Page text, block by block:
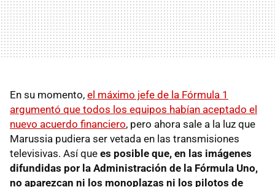
En su momento, el máximo jefe de la Fórmula 1
argumentó que todos los equipos habían aceptado el
nuevo acuerdo financiero, pero ahora sale a la luz que
Marussia pudiera ser vetada en las transmisiones
televisivas. Así que es posible que, en las imágenes
difundidas por la Administración de la Fórmula Uno,
no aparezcan ni los monoplazas ni los pilotos de